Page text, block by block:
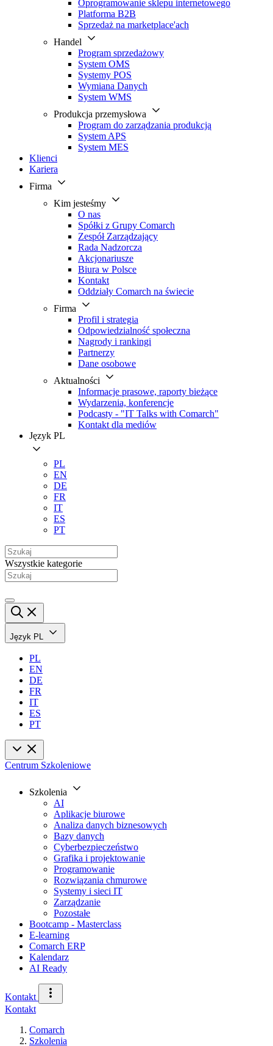
Oprogramowanie sklepu internetowego
Platforma B2B
Sprzedaż na marketplace'ach
Handel
Program sprzedażowy
System OMS
Systemy POS
Wymiana Danych
System WMS
Produkcja przemysłowa
Program do zarządzania produkcją
System APS
System MES
Klienci
Kariera
Firma
Kim jesteśmy
O nas
Spółki z Grupy Comarch
Zespół Zarządzający
Rada Nadzorcza
Akcjonariusze
Biura w Polsce
Kontakt
Oddziały Comarch na świecie
Firma
Profil i strategia
Odpowiedzialność społeczna
Nagrody i rankingi
Partnerzy
Dane osobowe
Aktualności
Informacje prasowe, raporty bieżące
Wydarzenia, konferencje
Podcasty - "IT Talks with Comarch"
Kontakt dla mediów
Język PL
PL
EN
DE
FR
IT
ES
PT
Wszystkie kategorie
Język PL
PL
EN
DE
FR
IT
ES
PT
Centrum Szkoleniowe
Szkolenia
AI
Aplikacje biurowe
Analiza danych biznesowych
Bazy danych
Cyberbezpieczeństwo
Grafika i projektowanie
Programowanie
Rozwiązania chmurowe
Systemy i sieci IT
Zarządzanie
Pozostałe
Bootcamp - Masterclass
E-learning
Comarch ERP
Kalendarz
AI Ready
Kontakt
Kontakt
Comarch
Szkolenia